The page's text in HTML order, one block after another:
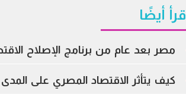
اقرأ أيضًا
مصر بعد عام من برنامج الإصلاح
كيف يتأثر الاقتصاد المصري على